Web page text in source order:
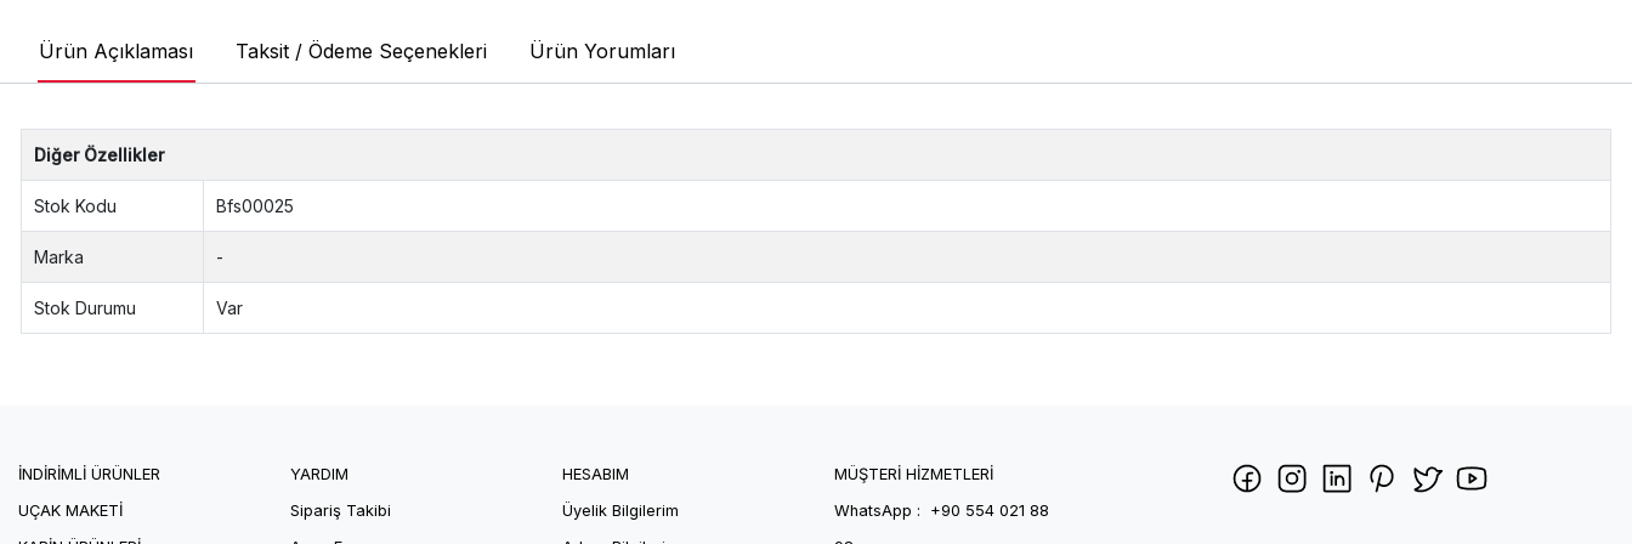
Ürün Açıklaması Taksit / Ödeme Seçenekleri Ürün Yorumları
Diğer Özellikler
Stok Kodu Bfs00025
Marka -
Stok Durumu Var
İNDİRİMLİ ÜRÜNLER
UÇAK MAKETİ
YARDIM
Sipariş Takibi
HESABIM
Üyelik Bilgilerim
MÜŞTERİ HİZMETLERİ
WhatsApp : +90 554 021 88